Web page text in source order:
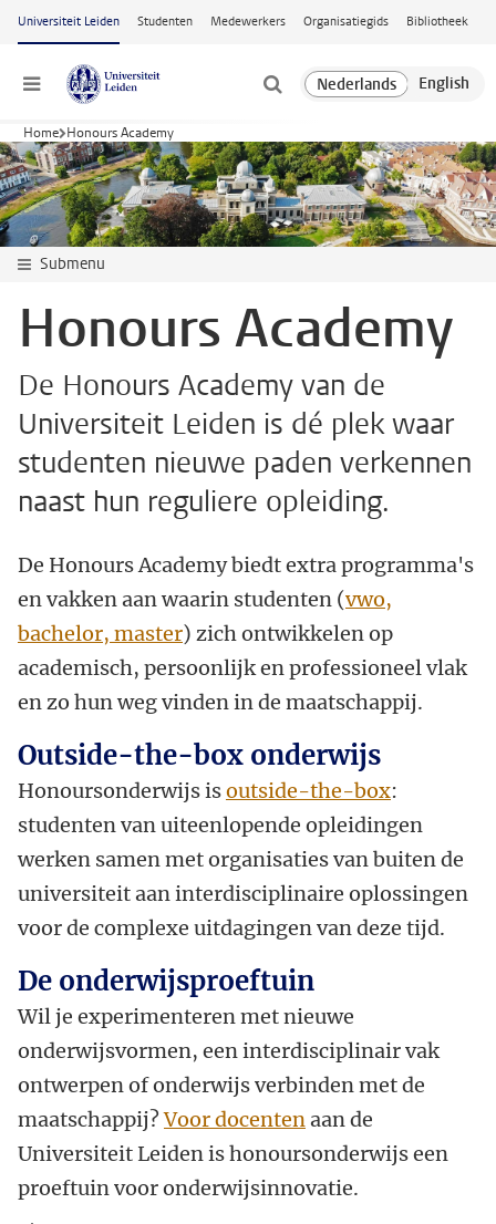
Ga naar hoofdinhoud
Universiteit Leiden Studenten Medewerkers Organisatiegids Bibliotheek
Menu
Home Honours Academy
Submenu
Honours Academy
De Honours Academy van de
Universiteit Leiden is dé plek waar
studenten nieuwe paden verkennen
naast hun reguliere opleiding.
De Honours Academy biedt extra programma's
en vakken aan waarin studenten (vwo,
bachelor, master) zich ontwikkelen op
academisch, persoonlijk en professioneel vlak
en zo hun weg vinden in de maatschappij.
Outside-the-box onderwijs
Honoursonderwijs isoutside-the-box:
studenten van uiteenlopende opleidingen
werken samen met organisaties van buiten de
universiteit aan interdisciplinaire oplossingen
voor de complexe uitdagingen van deze tijd.
De onderwijsproeftuin
Wil je experimenteren met nieuwe
onderwijsvormen, een interdisciplinair vak
ontwerpen of onderwijs verbinden met de
maatschappij?Voor docenten aan de
Universiteit Leiden is honoursonderwijs een
proeftuin voor onderwijsinnovatie.